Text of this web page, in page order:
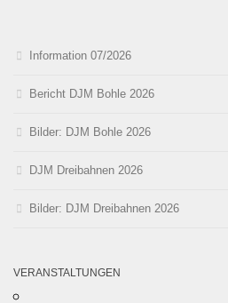
Information 07/2026
Bericht DJM Bohle 2026
Bilder: DJM Bohle 2026
DJM Dreibahnen 2026
Bilder: DJM Dreibahnen 2026
VERANSTALTUNGEN